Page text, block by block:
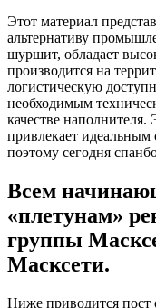
Этот материал
альтернативу
шуршит, обладает
производится на
логистическую
необходимым
качестве
привлекает
поэтому сегодня
Всем
«плетунам»
группы
Масксети.
Ниже приводится пост